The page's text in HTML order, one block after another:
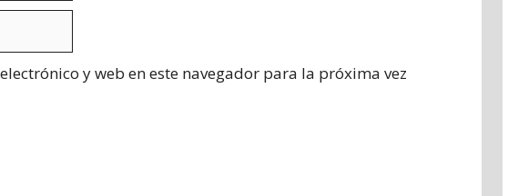
y web en este navegador para la próxima vez